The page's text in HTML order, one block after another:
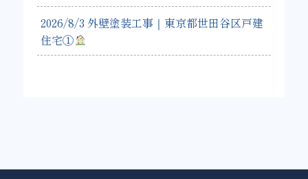
2026/8/3 外壁塗装工事｜東京都世田谷区戸建
住宅①